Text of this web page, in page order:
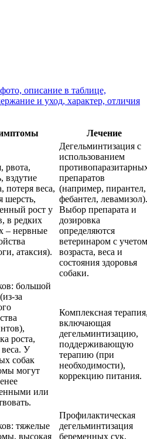
описание в таблице,
и уход, характер, отличия
Лечение
рвота,
вздутие
потеря веса,
шерсть,
рост у
в редких
– нервные
атаксия).
Дегельминтизация с
использованием
препаратов
(например, пирантел,
фебантел, левамизол).
Выбор препарата и
дозировка
определяются
ветеринаром с учетом
возраста, веса и
состояния здоровья
собаки.
большой
за
роста,
веса. У
собак
могут
или
Комплексная
включающая
дегельминтизацию,
поддерживающую
терапию (при
необходимости),
коррекцию питания.
тяжелые
высокая
Профилактическая
дегельминтизация
беременных сук,